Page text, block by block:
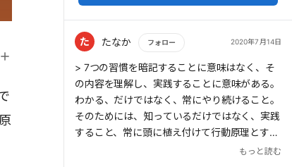
た たなか フォロー 2020年7月14日
もっと読む
> 7つの習慣を暗記することに意味はなく、そ
の内容を理解し、実践することに意味がある。
わかる、だけではなく、常にやり続けること。
そのためには、知っているだけではなく、実践
すること、常に頭に植え付けて行動原理とする
もっと読む